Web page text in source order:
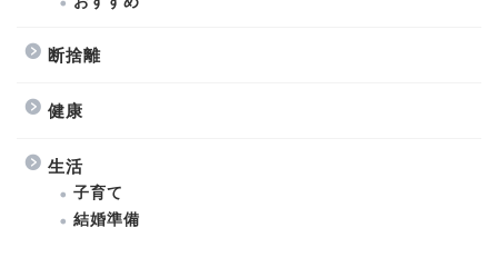
断捨離
健康
生活
子育て
結婚準備